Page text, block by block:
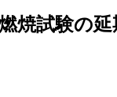
焼試験の